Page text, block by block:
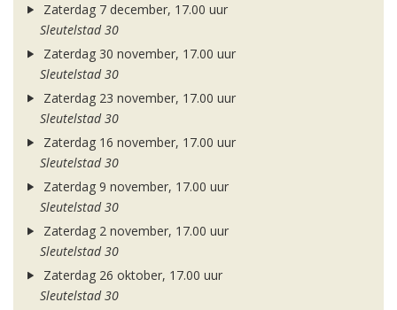
Zaterdag 7 december, 17.00 uur
Sleutelstad 30
Zaterdag 30 november, 17.00 uur
Sleutelstad 30
Zaterdag 23 november, 17.00 uur
Sleutelstad 30
Zaterdag 16 november, 17.00 uur
Sleutelstad 30
Zaterdag 9 november, 17.00 uur
Sleutelstad 30
Zaterdag 2 november, 17.00 uur
Sleutelstad 30
Zaterdag 26 oktober, 17.00 uur
Sleutelstad 30